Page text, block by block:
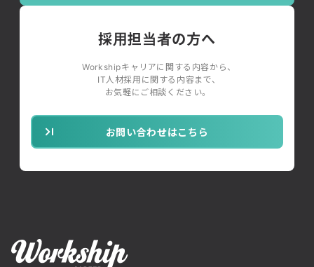
採用担当者の方へ
Workshipキャリアに関する内容から、
IT人材採用に関する内容まで、
お気軽にご相談ください。
お問い合わせはこちら